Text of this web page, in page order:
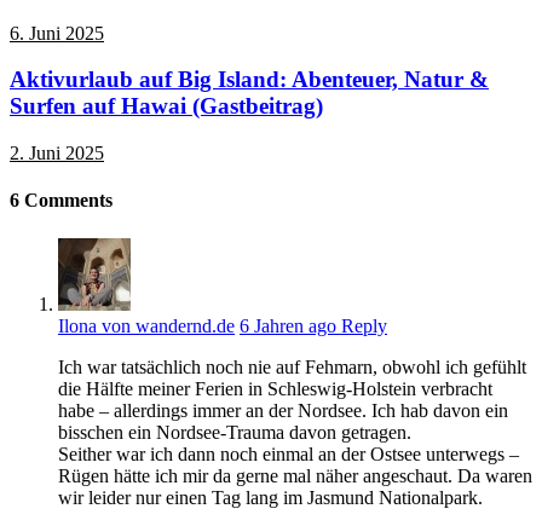
6. Juni 2025
Aktivurlaub auf Big Island: Abenteuer, Natur &
Surfen auf Hawai (Gastbeitrag)
2. Juni 2025
6 Comments
Ilona von wandernd.de 6 Jahren ago Reply
Ich war tatsächlich noch nie auf Fehmarn, obwohl ich gefühlt
die Hälfte meiner Ferien in Schleswig-Holstein verbracht
habe – allerdings immer an der Nordsee. Ich hab davon ein
bisschen ein Nordsee-Trauma davon getragen.
Seither war ich dann noch einmal an der Ostsee unterwegs –
Rügen hätte ich mir da gerne mal näher angeschaut. Da waren
wir leider nur einen Tag lang im Jasmund Nationalpark.